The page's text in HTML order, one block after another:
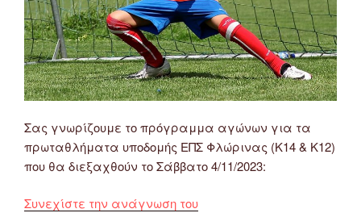
Σας γνωρίζουμε το πρόγραμμα αγώνων για τα
πρωταθλήματα υποδομής ΕΠΣ Φλώρινας (Κ14 & Κ12)
που θα διεξαχθούν το Σάββατο 4/11/2023:
Συνεχίστε την ανάγνωση του“Πρόγραμμα